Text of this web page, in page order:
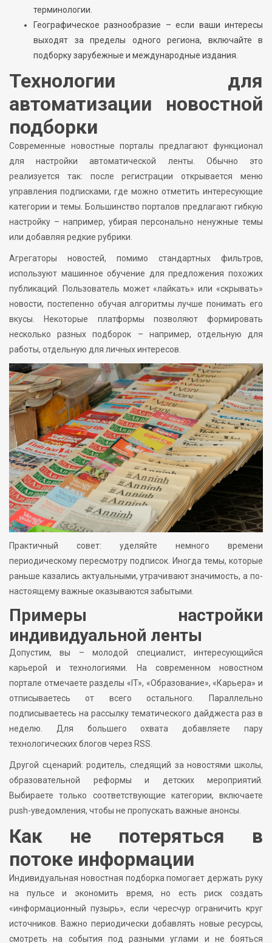
терминологии.
Географическое разнообразие – если ваши интересы
выходят за пределы одного региона, включайте в
подборку зарубежные и международные издания.
Технологии для
автоматизации новостной
подборки
Современные новостные порталы предлагают функционал
для настройки автоматической ленты. Обычно это
реализуется так: после регистрации открывается меню
управления подписками, где можно отметить интересующие
категории и темы. Большинство порталов предлагают гибкую
настройку – например, убирая персонально ненужные темы
или добавляя редкие рубрики.
Агрегаторы новостей, помимо стандартных фильтров,
используют машинное обучение для предложения похожих
публикаций. Пользователь может «лайкать» или «скрывать»
новости, постепенно обучая алгоритмы лучше понимать его
вкусы. Некоторые платформы позволяют формировать
несколько разных подборок – например, отдельную для
работы, отдельную для личных интересов.
Практичный совет: уделяйте немного времени
периодическому пересмотру подписок. Иногда темы, которые
раньше казались актуальными, утрачивают значимость, а по-
настоящему важные оказываются забытыми.
Примеры настройки
индивидуальной ленты
Допустим, вы – молодой специалист, интересующийся
карьерой и технологиями. На современном новостном
портале отмечаете разделы «IT», «Образование», «Карьера» и
отписываетесь от всего остального. Параллельно
подписываетесь на рассылку тематического дайджеста раз в
неделю. Для большего охвата добавляете пару
технологических блогов через RSS.
Другой сценарий: родитель, следящий за новостями школы,
образовательной реформы и детских мероприятий.
Выбираете только соответствующие категории, включаете
push-уведомления, чтобы не пропускать важные анонсы.
Как не потеряться в
потоке информации
Индивидуальная новостная подборка помогает держать руку
на пульсе и экономить время, но есть риск создать
«информационный пузырь», если чересчур ограничить круг
источников. Важно периодически добавлять новые ресурсы,
смотреть на события под разными углами и не бояться